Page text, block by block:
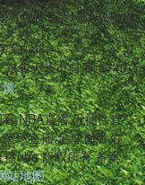
费享受NBA常规
系邮箱：
东省天长市自清路740
,NBA直播,无插件直
球直播,足球直播,在
nba 版权所有 备案
站地图